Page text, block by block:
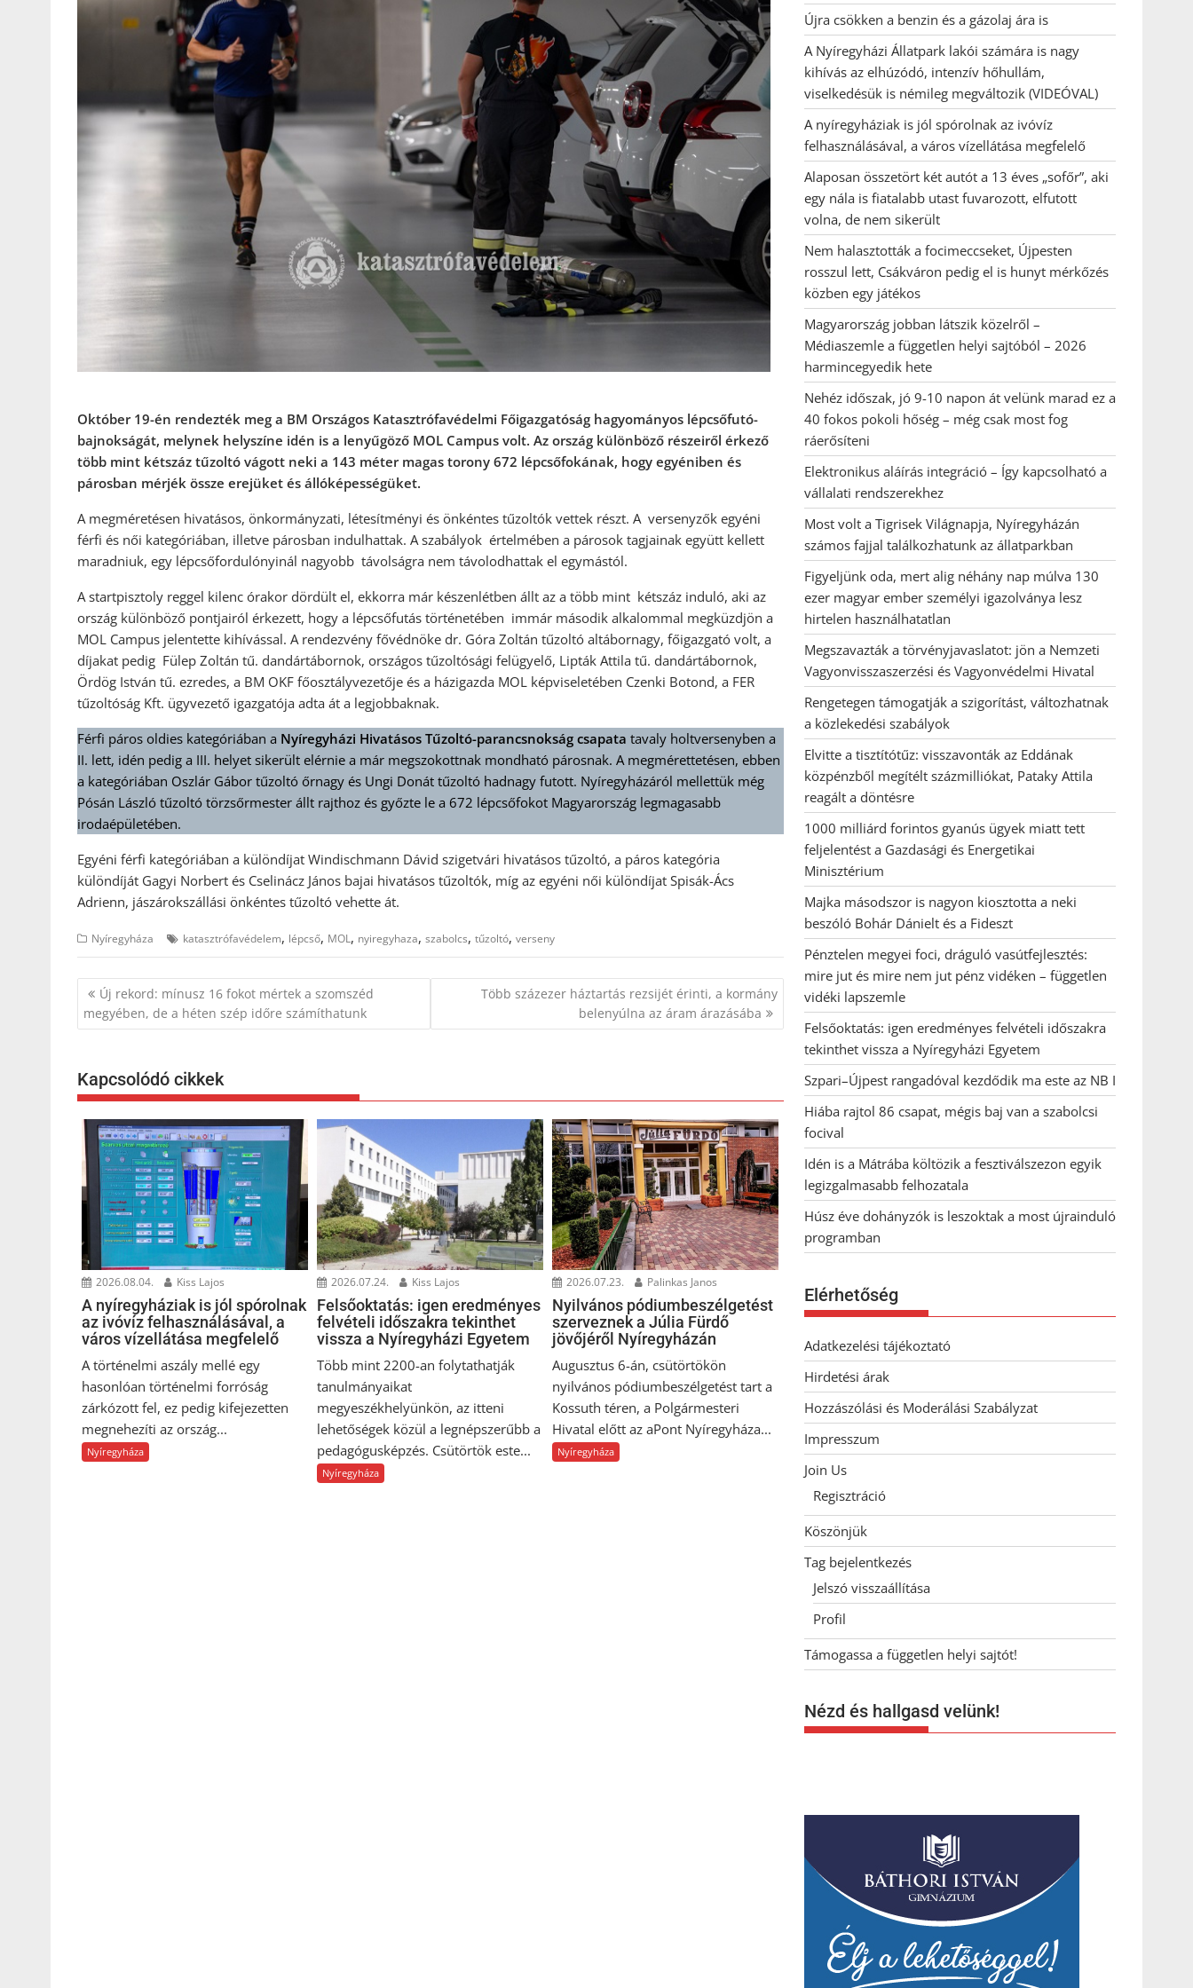
Október 19-én rendezték meg a BM Országos Katasztrófavédelmi Főigazgatóság hagyományos lépcsőfutó-
bajnokságát, melynek helyszíne idén is a lenyűgöző MOL Campus volt. Az ország különböző részeiről érkező
több mint kétszáz tűzoltó vágott neki a 143 méter magas torony 672 lépcsőfokának, hogy egyéniben és
párosban mérjék össze erejüket és állóképességüket.
A megméretésen hivatásos, önkormányzati, létesítményi és önkéntes tűzoltók vettek részt. A versenyzők egyéni
férfi és női kategóriában, illetve párosban indulhattak. A szabályok értelmében a párosok tagjainak együtt kellett
maradniuk, egy lépcsőfordulónyinál nagyobb távolságra nem távolodhattak el egymástól.
A startpisztoly reggel kilenc órakor dördült el, ekkorra már készenlétben állt az a több mint kétszáz induló, aki az
ország különböző pontjairól érkezett, hogy a lépcsőfutás történetében immár második alkalommal megküzdjön a
MOL Campus jelentette kihívással. A rendezvény fővédnöke dr. Góra Zoltán tűzoltó altábornagy, főigazgató volt, a
díjakat pedig Fülep Zoltán tű. dandártábornok, országos tűzoltósági felügyelő, Lipták Attila tű. dandártábornok,
Ördög István tű. ezredes, a BM OKF főosztályvezetője és a házigazda MOL képviseletében Czenki Botond, a FER
tűzoltóság Kft. ügyvezető igazgatója adta át a legjobbaknak.
Férfi páros oldies kategóriában a Nyíregyházi Hivatásos Tűzoltó-parancsnokság csapata tavaly holtversenyben a
II. lett, idén pedig a III. helyet sikerült elérnie a már megszokottnak mondható párosnak. A megmérettetésen, ebben
a kategóriában Oszlár Gábor tűzoltó őrnagy és Ungi Donát tűzoltó hadnagy futott. Nyíregyházáról mellettük még
Pósán László tűzoltó törzsőrmester állt rajthoz és győzte le a 672 lépcsőfokot Magyarország legmagasabb
irodaépületében.
Egyéni férfi kategóriában a különdíjat Windischmann Dávid szigetvári hivatásos tűzoltó, a páros kategória
különdíját Gagyi Norbert és Cselinácz János bajai hivatásos tűzoltók, míg az egyéni női különdíjat Spisák-Ács
Adrienn, jászárokszállási önkéntes tűzoltó vehette át.
Nyíregyháza katasztrófavédelem, lépcső, MOL, nyiregyhaza, szabolcs, tűzoltó, verseny
Bejegyzés
navigáció
Új rekord: mínusz 16 fokot mértek a szomszéd
megyében, de a héten szép időre számíthatunk
Több százezer háztartás rezsijét érinti, a kormány
belenyúlna az áram árazásába
Kapcsolódó cikkek
2026.08.04. Kiss Lajos
A nyíregyháziak is jól spórolnak
az ivóvíz felhasználásával, a
város vízellátása megfelelő
A történelmi aszály mellé egy
hasonlóan történelmi forróság
zárkózott fel, ez pedig kifejezetten
megnehezíti az ország...
Nyíregyháza
2026.07.24. Kiss Lajos
Felsőoktatás: igen eredményes
felvételi időszakra tekinthet
vissza a Nyíregyházi Egyetem
Több mint 2200-an folytathatják
tanulmányaikat
megyeszékhelyünkön, az itteni
lehetőségek közül a legnépszerűbb a
pedagógusképzés. Csütörtök este...
Nyíregyháza
2026.07.23. Palinkas Janos
Nyilvános pódiumbeszélgetést
szerveznek a Júlia Fürdő
jövőjéről Nyíregyházán
Augusztus 6-án, csütörtökön
nyilvános pódiumbeszélgetést tart a
Kossuth téren, a Polgármesteri
Hivatal előtt az aPont Nyíregyháza...
Nyíregyháza
Újra csökken a benzin és a gázolaj ára is
A Nyíregyházi Állatpark lakói számára is nagy
kihívás az elhúzódó, intenzív hőhullám,
viselkedésük is némileg megváltozik (VIDEÓVAL)
A nyíregyháziak is jól spórolnak az ivóvíz
felhasználásával, a város vízellátása megfelelő
Alaposan összetört két autót a 13 éves „sofőr”, aki
egy nála is fiatalabb utast fuvarozott, elfutott
volna, de nem sikerült
Nem halasztották a focimeccseket, Újpesten
rosszul lett, Csákváron pedig el is hunyt mérkőzés
közben egy játékos
Magyarország jobban látszik közelről –
Médiaszemle a független helyi sajtóból – 2026
harmincegyedik hete
Nehéz időszak, jó 9-10 napon át velünk marad ez a
40 fokos pokoli hőség – még csak most fog
ráerősíteni
Elektronikus aláírás integráció – Így kapcsolható a
vállalati rendszerekhez
Most volt a Tigrisek Világnapja, Nyíregyházán
számos fajjal találkozhatunk az állatparkban
Figyeljünk oda, mert alig néhány nap múlva 130
ezer magyar ember személyi igazolványa lesz
hirtelen használhatatlan
Megszavazták a törvényjavaslatot: jön a Nemzeti
Vagyonvisszaszerzési és Vagyonvédelmi Hivatal
Rengetegen támogatják a szigorítást, változhatnak
a közlekedési szabályok
Elvitte a tisztítótűz: visszavonták az Eddának
közpénzből megítélt százmilliókat, Pataky Attila
reagált a döntésre
1000 milliárd forintos gyanús ügyek miatt tett
feljelentést a Gazdasági és Energetikai
Minisztérium
Majka másodszor is nagyon kiosztotta a neki
beszóló Bohár Dánielt és a Fideszt
Pénztelen megyei foci, dráguló vasútfejlesztés:
mire jut és mire nem jut pénz vidéken – független
vidéki lapszemle
Felsőoktatás: igen eredményes felvételi időszakra
tekinthet vissza a Nyíregyházi Egyetem
Szpari–Újpest rangadóval kezdődik ma este az NB I
Hiába rajtol 86 csapat, mégis baj van a szabolcsi
focival
Idén is a Mátrába költözik a fesztiválszezon egyik
legizgalmasabb felhozatala
Húsz éve dohányzók is leszoktak a most újrainduló
programban
Elérhetőség
Adatkezelési tájékoztató
Hirdetési árak
Hozzászólási és Moderálási Szabályzat
Impresszum
Join Us
Regisztráció
Köszönjük
Tag bejelentkezés
Jelszó visszaállítása
Profil
Támogassa a független helyi sajtót!
Nézd és hallgasd velünk!